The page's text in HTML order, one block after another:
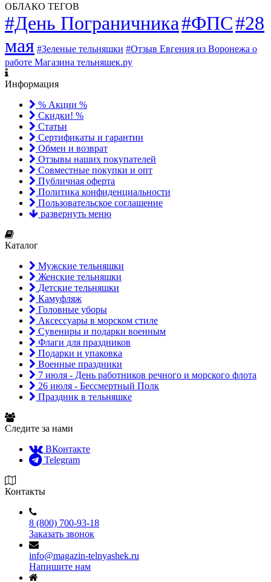
ОБЛАКО ТЕГОВ
#День Пограничника#ФПС#28
мая #Зеленые тельняшки #Отзыв Евгения из Воронежа о
работе Магазина тельняшек.ру
Информация
% Акции %
Скидки! %
Статьи
Сертификаты и гарантии
Обмен и возврат
Отзывы наших покупателей
Совместные покупки и опт
Публичная оферта
Политика конфиденциальности
Пользовательское соглашение
развернуть меню
Каталог
Мужские тельняшки
Женские тельняшки
Детские тельняшки
Камуфляж
Головные уборы
Аксессуары в морском стиле
Сувениры и подарки военным
Флаги для праздников
Подарки и упаковка
Военные праздники
7 июля - День работников речного и морского флота
26 июля - Бессмертный Полк
Праздник в тельняшке
Следите за нами
ВКонтакте
Telegram
Контакты
8 (800) 700-93-18
Заказать звонок
info@magazin-telnyashek.ru
Напишите нам